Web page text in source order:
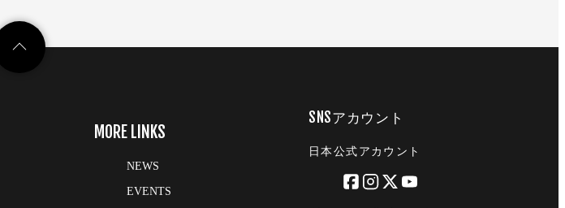
MORE LINKS
NEWS
EVENTS
SNSアカウント
日本公式アカウント